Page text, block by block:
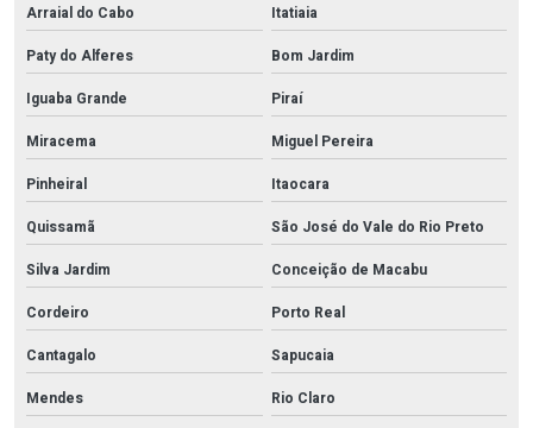
Arraial do Cabo
Itatiaia
Paty do Alferes
Bom Jardim
Iguaba Grande
Piraí
Miracema
Miguel Pereira
Pinheiral
Itaocara
Quissamã
São José do Vale do Rio Preto
Silva Jardim
Conceição de Macabu
Cordeiro
Porto Real
Cantagalo
Sapucaia
Mendes
Rio Claro